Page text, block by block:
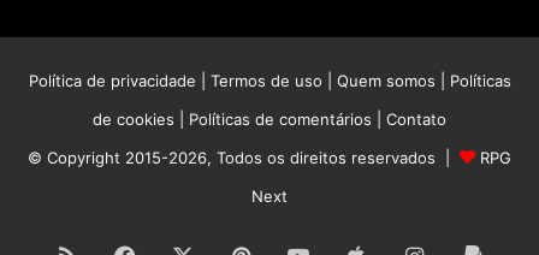
Política de privacidade Termos de uso Quem somos
Políticas
de cookies
Políticas de comentários
Contato
© Copyright 2015-2026, Todos os direitos reservados |
RPG
Next